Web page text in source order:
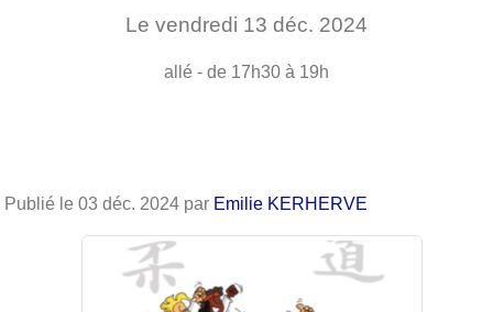
Le vendredi 13 déc. 2024
allé - de 17h30 à 19h
Publié le 03 déc. 2024 par Emilie KERHERVE